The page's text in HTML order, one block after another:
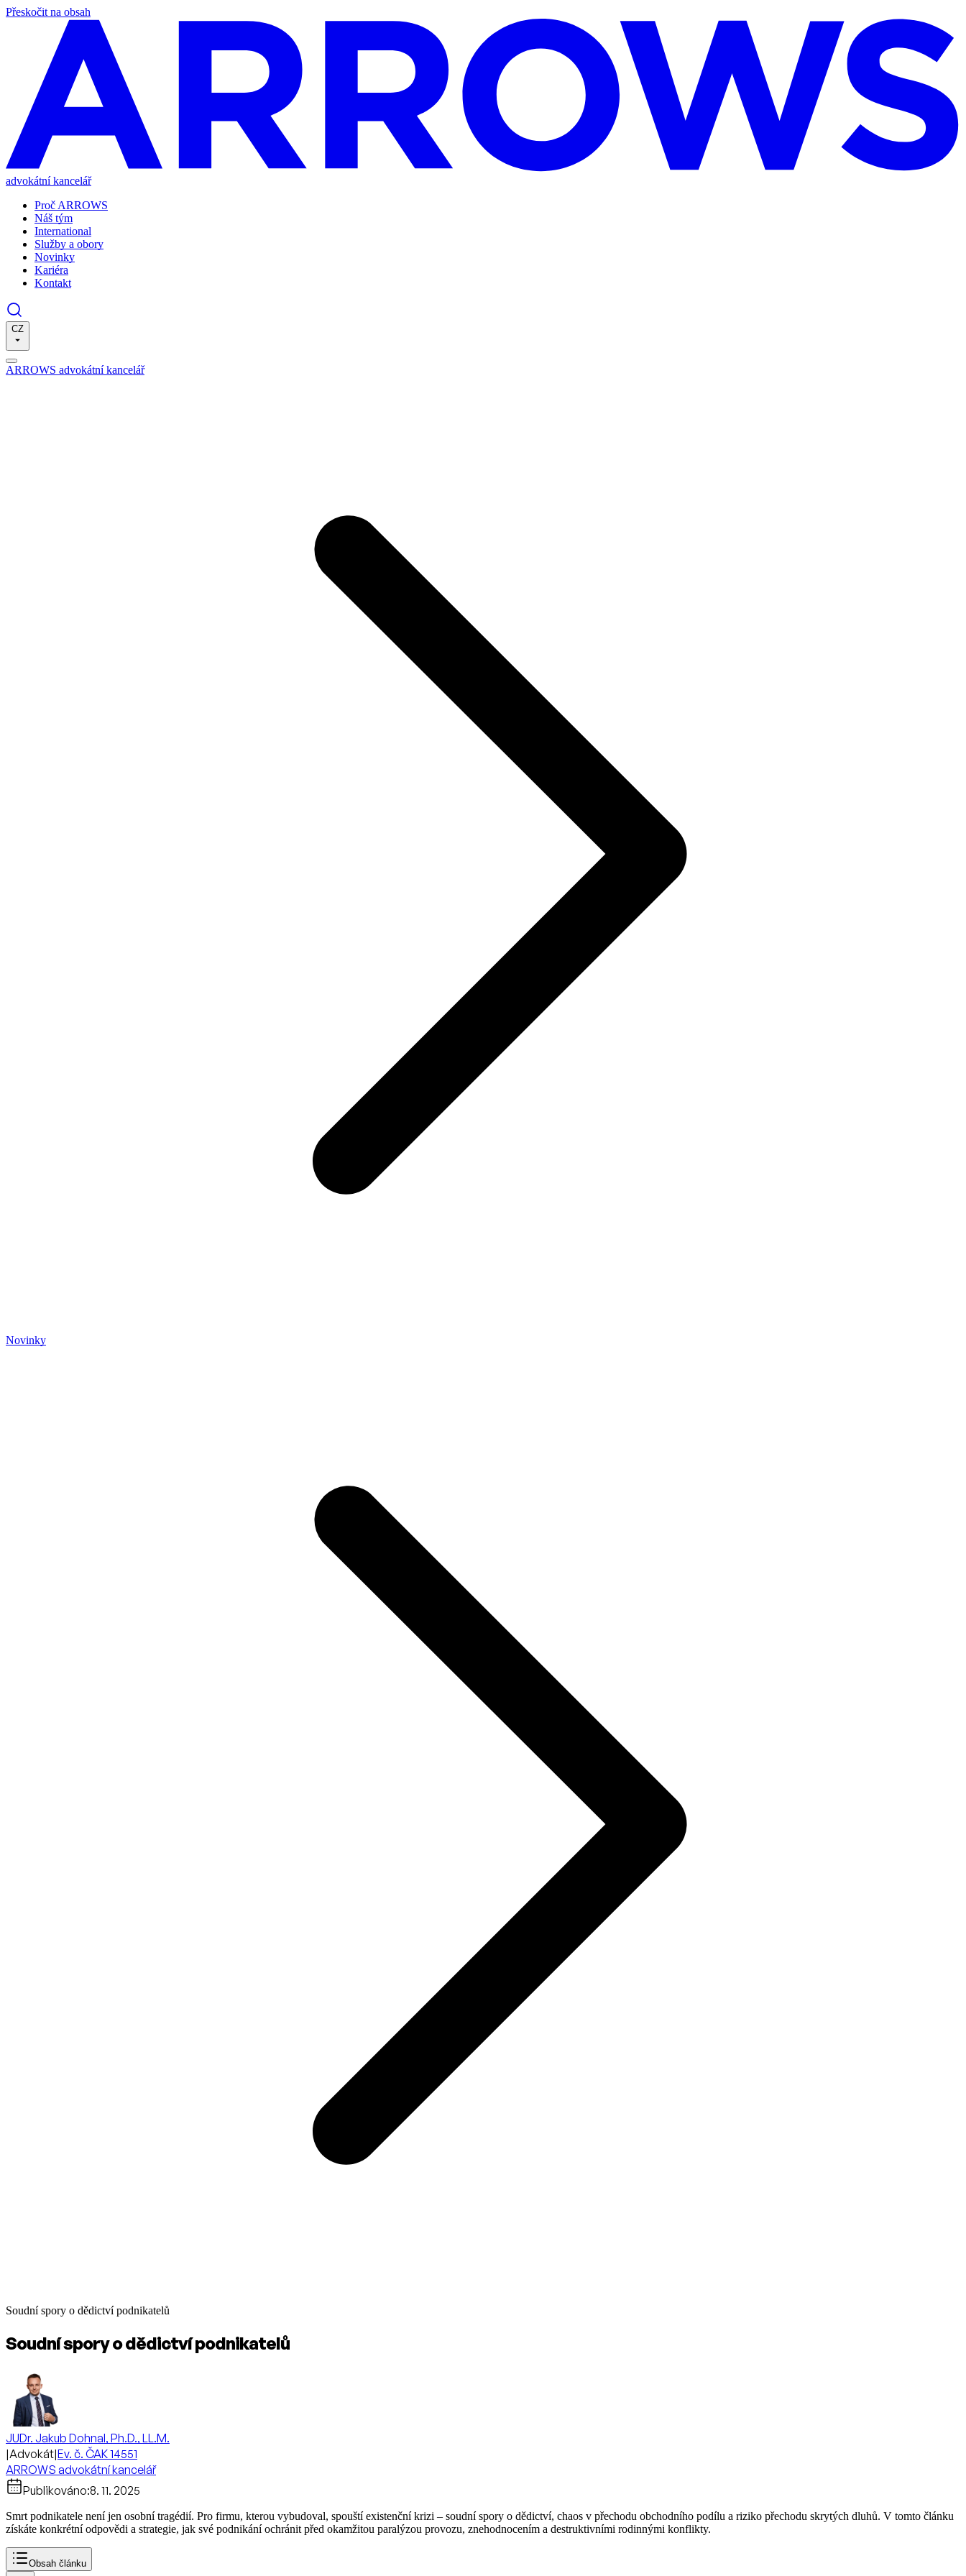
Přeskočit na obsah
advokátní kancelář
Proč ARROWS
Náš tým
International
Služby a obory
Novinky
Kariéra
Kontakt
CZ
ARROWS advokátní kancelář
Novinky
Soudní spory o dědictví podnikatelů
Soudní spory o dědictví podnikatelů
JUDr. Jakub Dohnal, Ph.D., LL.M.
|Advokát|Ev. č. ČAK 14551
ARROWS advokátní kancelář
Publikováno:8. 11. 2025
Smrt podnikatele není jen osobní tragédií. Pro firmu, kterou vybudoval, spouští existenční krizi – soudní spory o dědictví, chaos v přechodu obchodního podílu a riziko přechodu skrytých dluhů. V tomto článku
získáte konkrétní odpovědi a strategie, jak své podnikání ochránit před okamžitou paralýzou provozu, znehodnocením a destruktivními rodinnými konflikty.
Obsah článku